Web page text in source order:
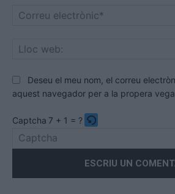
Deseu el meu nom, el correu
aquest navegador per a la propera
Captcha 7 + 1 = ?
the